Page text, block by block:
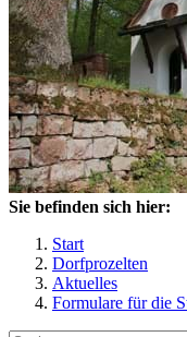
Sie befinden sich hier:
Start
Dorfprozelten
Aktuelles
Formulare für die